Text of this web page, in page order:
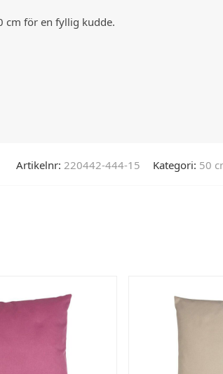
cm för en fyllig kudde.
Artikelnr: 220442-444-15 Kategori: 50